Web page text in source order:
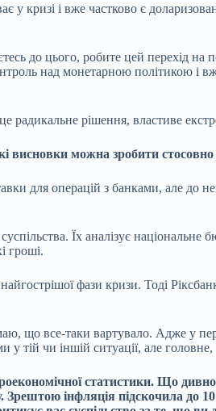
у кризі і вже частково є
до цього, робите цей перехід
над монетарною політикою і
радикальне рішення, властиве
висновки можна зробити стосовно
для операцій з банками, але до
Їх аналізує національне
гроші.
фази кризи. Тоді
що все-таки вартувало. Адже у
тій чи іншій ситуації, але
статистики. Що
інфляція підскочила до